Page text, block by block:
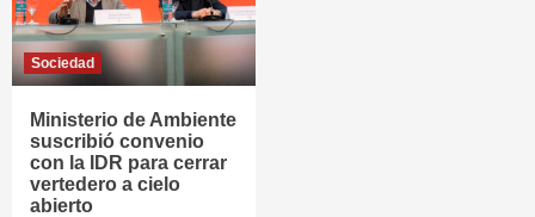
Sociedad
Ministerio de Ambiente
suscribió convenio
con la IDR para cerrar
vertedero a cielo
abierto